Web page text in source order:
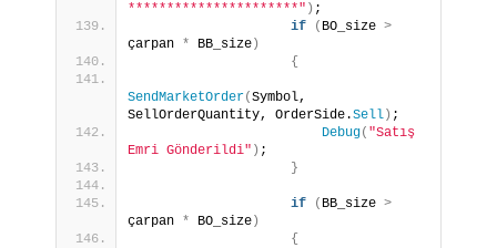
**********************" ) ;
if
( BO_size >
çarpan * BB_size )
{
SendMarketOrder(Symbol,
SellOrderQuantity, OrderSide.Sell ) ;
Debug( "Satış
Emri Gönderildi" ) ;
}
if ( BB_size >
çarpan * BO_size )
{